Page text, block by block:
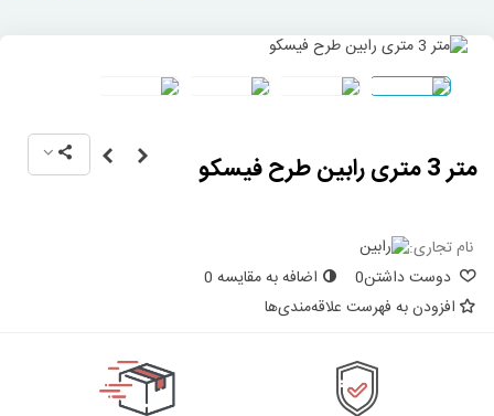
متر 3 متری رابین طرح فیسکو
نام تجاری:
دوست داشتن0 اضافه به مقایسه 0
افزودن به فهرست علاقه‌مندی‌ها